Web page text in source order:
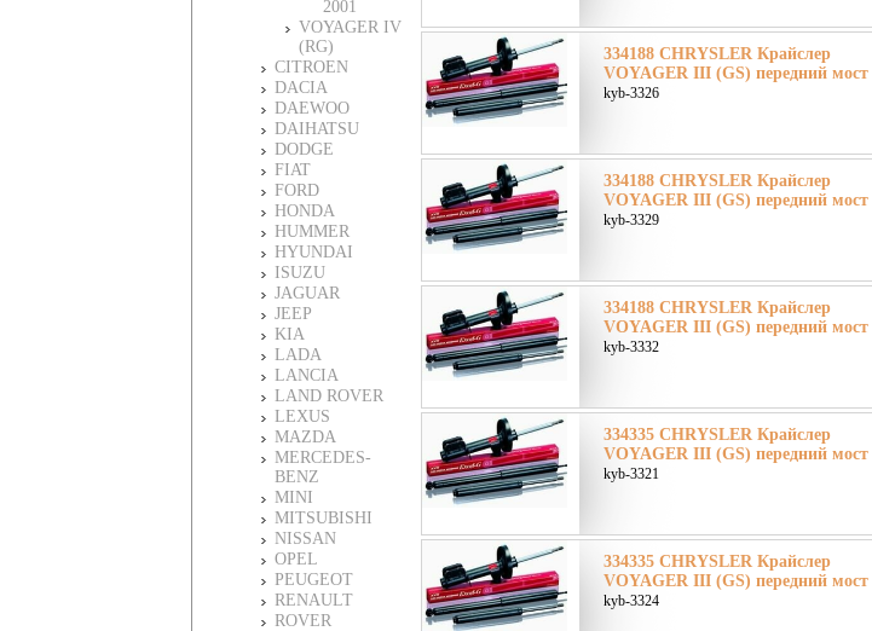
2001
VOYAGER IV
(RG)
CITROEN
DACIA
DAEWOO
DAIHATSU
DODGE
FIAT
FORD
HONDA
HUMMER
HYUNDAI
ISUZU
JAGUAR
JEEP
KIA
LADA
LANCIA
LAND ROVER
LEXUS
MAZDA
MERCEDES-
BENZ
MINI
MITSUBISHI
NISSAN
OPEL
PEUGEOT
RENAULT
ROVER
334188 CHRYSLER Крайслер
VOYAGER III (GS) передний мост
kyb-3326
334188 CHRYSLER Крайслер
VOYAGER III (GS) передний мост
kyb-3329
334188 CHRYSLER Крайслер
VOYAGER III (GS) передний мост
kyb-3332
334335 CHRYSLER Крайслер
VOYAGER III (GS) передний мост
kyb-3321
334335 CHRYSLER Крайслер
VOYAGER III (GS) передний мост
kyb-3324